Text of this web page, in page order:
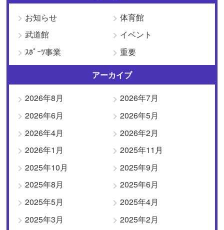
お知らせ
体育館
武道館
イベント
ｽﾎﾟｰﾂ事業
重要
アーカイブ
2026年8月
2026年7月
2026年6月
2026年5月
2026年4月
2026年2月
2026年1月
2025年11月
2025年10月
2025年9月
2025年8月
2025年6月
2025年5月
2025年4月
2025年3月
2025年2月